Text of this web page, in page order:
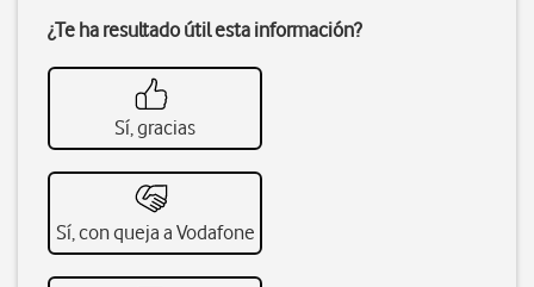
¿Te ha resultado útil esta información?
Sí, gracias
Sí, con queja a Vodafone